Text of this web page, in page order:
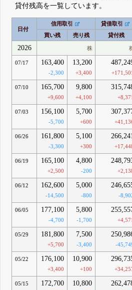
登録すると永久30%OFFと米株
貸付残高を一覧しています。
日付
信用取引
貸借取引
買い残
売り残 貸付残
2026 株
07/17 163,400
-2,300
13,200
+3,400
07/10 165,700
+9,600
9,800
+4,100
07/03 156,100
-5,700
5,700
+600
06/26 161,800
-3,300
5,100
+300
06/19 165,100
+2,500
4,800
-200
06/12 162,600
-14,500
5,000
-800 -
06/05 177,100
-4,700
5,800
-1,700
05/29 181,800
+5,700
7,500
-3,400 -
05/22 176,100
+3,400
10,900
+100
05/15 172,700 10,800